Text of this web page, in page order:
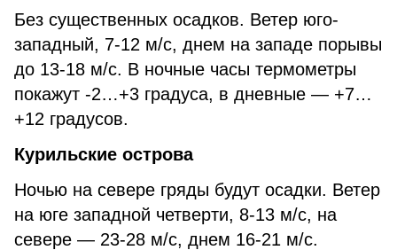
Без существенных осадков. Ветер юго-
западный, 7-12 м/с, днем на западе порывы
до 13-18 м/с. В ночные часы термометры
покажут -2…+3 градуса, в дневные — +7…
+12 градусов.
Курильские острова
Ночью на севере гряды будут осадки. Ветер
на юге западной четверти, 8-13 м/с, на
севере — 23-28 м/с, днем 16-21 м/с.